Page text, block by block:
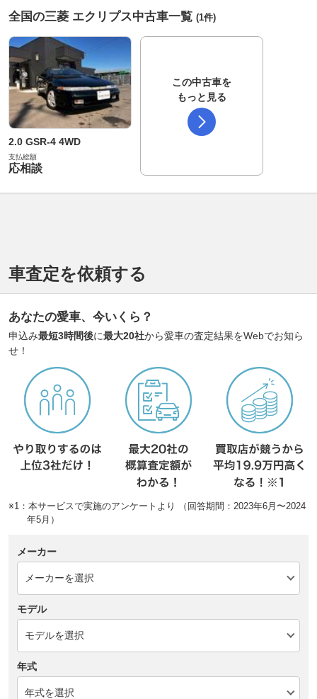
全国の三菱 エクリプス中古車一覧 (1件)
2.0 GSR-4 4WD
支払総額
応相談
この中古車を
もっと見る
車査定を依頼する
あなたの愛車、今いくら？
申込み最短3時間後に最大20社から愛車の査定結果をWebでお知ら
せ！
※1：本サービスで実施のアンケートより （回答期間：2023年6月〜2024
年5月）
メーカー
モデル
年式